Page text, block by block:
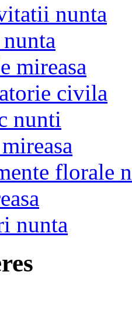
nunta
mireasa
civila
nunti
florale
nunta